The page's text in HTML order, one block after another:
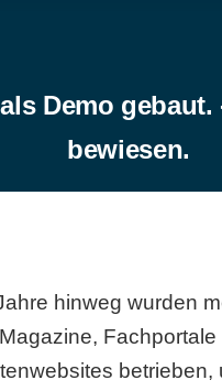
Demo gebaut.
bewiesen.
hinweg wurden
Magazine, Fachportale
betrieben,